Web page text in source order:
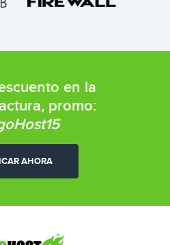
en la
promo:
AHORA